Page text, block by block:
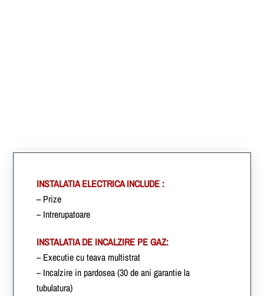
INSTALATIA ELECTRICA INCLUDE :
– Prize
– Intrerupatoare
INSTALATIA DE INCALZIRE PE GAZ:
– Executie cu teava multistrat
– Incalzire in pardosea (30 de ani garantie la
tubulatura)